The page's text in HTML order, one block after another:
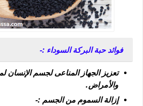
فوائد حبة البركة السوداء :-
تعزيز الجهاز المناعى لجسم الإنسان
والأمراض.
إزالة السموم من الجسم :-